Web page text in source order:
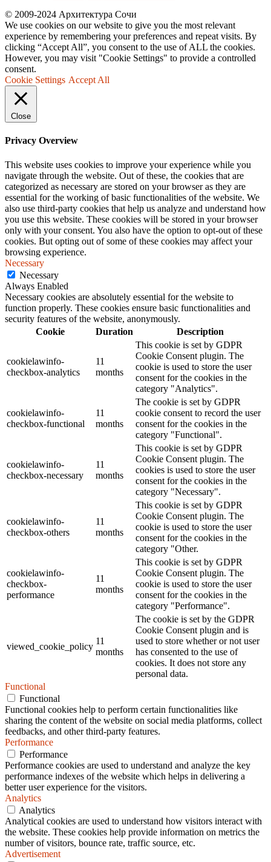
© 2009-2024 Архитектура Сочи
We use cookies on our website to give you the most relevant
experience by remembering your preferences and repeat visits. By
clicking “Accept All”, you consent to the use of ALL the cookies.
However, you may visit "Cookie Settings" to provide a controlled
consent.
Cookie Settings Accept All
Close
Privacy Overview
This website uses cookies to improve your experience while you
navigate through the website. Out of these, the cookies that are
categorized as necessary are stored on your browser as they are
essential for the working of basic functionalities of the website. We
also use third-party cookies that help us analyze and understand how
you use this website. These cookies will be stored in your browser
only with your consent. You also have the option to opt-out of these
cookies. But opting out of some of these cookies may affect your
browsing experience.
Necessary
Necessary
Always Enabled
Necessary cookies are absolutely essential for the website to
function properly. These cookies ensure basic functionalities and
security features of the website, anonymously.
Cookie
Duration Description
cookielawinfo-
checkbox-analytics
11
months
This cookie is set by GDPR
Cookie Consent plugin. The
cookie is used to store the user
consent for the cookies in the
category "Analytics".
cookielawinfo-
checkbox-functional
11
months
The cookie is set by GDPR
cookie consent to record the user
consent for the cookies in the
category "Functional".
cookielawinfo-
checkbox-necessary
11
months
This cookie is set by GDPR
Cookie Consent plugin. The
cookies is used to store the user
consent for the cookies in the
category "Necessary".
cookielawinfo-
checkbox-others
11
months
This cookie is set by GDPR
Cookie Consent plugin. The
cookie is used to store the user
consent for the cookies in the
category "Other.
cookielawinfo-
checkbox-
performance
11
months
This cookie is set by GDPR
Cookie Consent plugin. The
cookie is used to store the user
consent for the cookies in the
category "Performance".
viewed_cookie_policy
11
months
The cookie is set by the GDPR
Cookie Consent plugin and is
used to store whether or not user
has consented to the use of
cookies. It does not store any
personal data.
Functional
Functional
Functional cookies help to perform certain functionalities like
sharing the content of the website on social media platforms, collect
feedbacks, and other third-party features.
Performance
Performance
Performance cookies are used to understand and analyze the key
performance indexes of the website which helps in delivering a
better user experience for the visitors.
Analytics
Analytics
Analytical cookies are used to understand how visitors interact with
the website. These cookies help provide information on metrics the
number of visitors, bounce rate, traffic source, etc.
Advertisement